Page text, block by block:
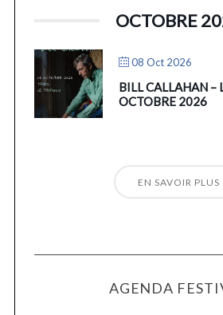
OCTOBRE
08 Oct 2026
BILL CALLAHAN –
OCTOBRE 2026
EN SAVOIR PLUS
AGENDA